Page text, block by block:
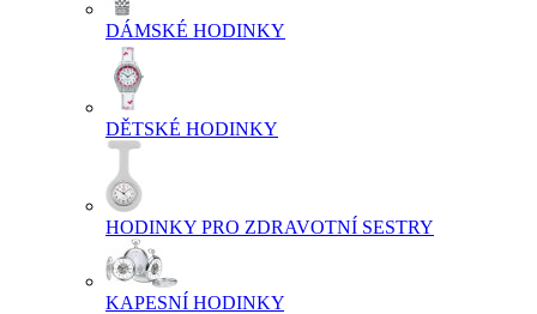
DÁMSKÉ HODINKY
DĚTSKÉ HODINKY
HODINKY PRO ZDRAVOTNÍ SESTRY
KAPESNÍ HODINKY